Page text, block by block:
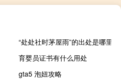
“处处社时茅屋雨”的出处是哪里
育婴员证书有什么用处
gta5 泡妞攻略